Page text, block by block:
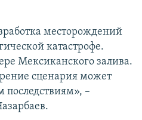
месторождений
катастрофе.
Мексиканского залива.
сценария может
–